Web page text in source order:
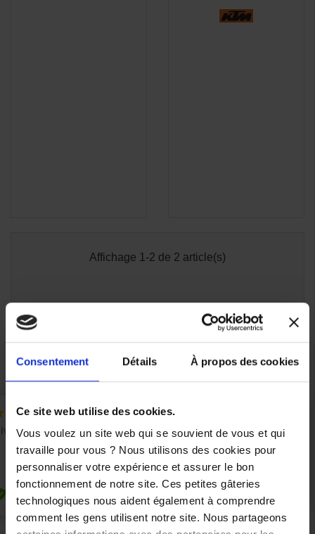
Consentement Détails À propos des cookies
Ce site web utilise des cookies.
Vous voulez un site web qui se souvient de vous et qui
travaille pour vous ? Nous utilisons des cookies pour
personnaliser votre expérience et assurer le bon
fonctionnement de notre site. Ces petites gâteries
technologiques nous aident également à comprendre
comment les gens utilisent notre site. Nous partageons
Affichage 1-2 de 2 article(s)
Retour en haut